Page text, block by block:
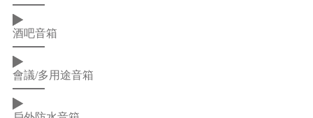
酒吧音箱
會議/多用途音箱